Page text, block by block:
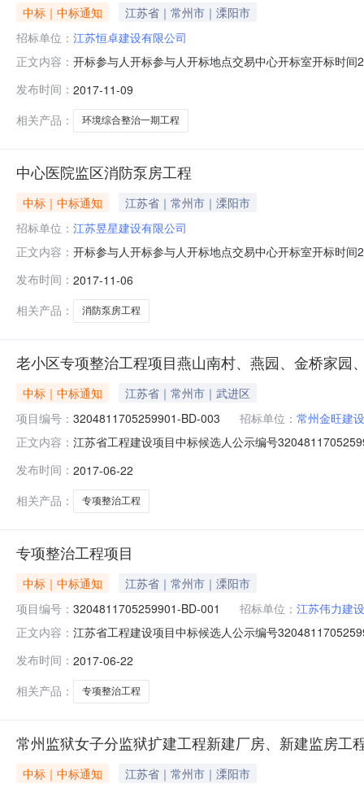
中标｜中标通知
江苏省｜常州市｜溧阳市
招标单位： 江苏恒卓建设有限公司
正文内容： 开标参与人开标参与人开标地点交易中心开标室开标时
5257812.77郝启胜4江苏溧阳城建集团有限公司
发布时间： 2017-11-09
相关产品：
环境综合整治一期工程
中心医院监区消防泵房工程
中标｜中标通知
江苏省｜常州市｜溧阳市
招标单位： 江苏昱星建设有限公司
正文内容： 开标参与人开标参与人开标地点交易中心开标室开标时
芮旭飞5溧阳市建忠建筑安装工程有限公司1972357.54
发布时间： 2017-11-06
相关产品：
消防泵房工程
老小区专项整治工程项目燕山南村、燕园、金桥家园
中标｜中标通知
江苏省｜常州市｜武进区
项目编号： 3204811705259901-BD-003 招标单位： 常州金旺建
正文内容： 江苏省工程建设项目中标候选人公示编号
如下：1、中标候选人情况第一名第二名第三名中标候选
1479.7149951478.7391011
发布时间： 2017-06-22
相关产品：
专项整治工程
专项整治工程项目
中标｜中标通知
江苏省｜常州市｜溧阳市
项目编号： 3204811705259901-BD-001 招标单位： 江苏伟力建
正文内容： 江苏省工程建设项目中标候选人公示编号
1、中标候选人情况第一名第二名第三名中标候选人名称
1762.2288781761
发布时间： 2017-06-22
相关产品：
专项整治工程
常州监狱女子分监狱扩建工程新建厂房、新建监房工
中标｜中标通知 江苏省｜常州市｜溧阳市